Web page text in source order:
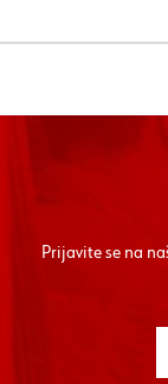
Prijavite se na